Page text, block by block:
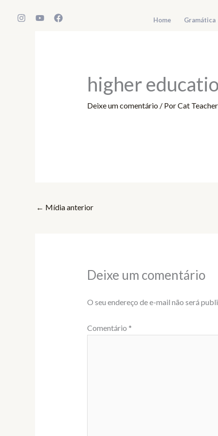
Home Gramática
higher
Deixe um comentário / PorCat
← Mídia anterior
Deixe um comentário
O seu endereço de e-mail não será
Comentário *